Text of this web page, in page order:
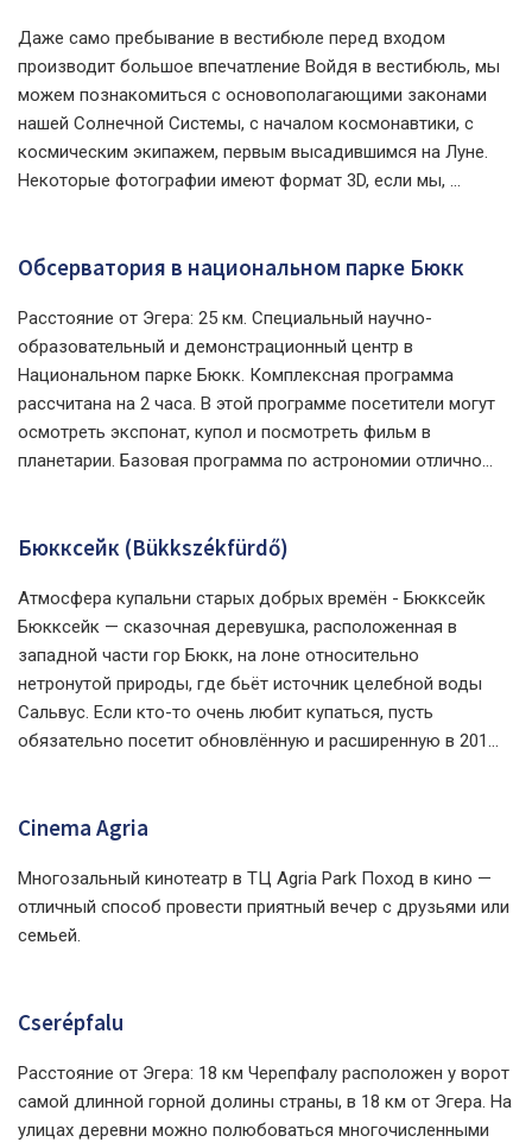
Даже само пребывание в вестибюле перед входом
производит большое впечатление Войдя в вестибюль, мы
можем познакомиться с основополагающими законами
нашей Солнечной Системы, с началом космонавтики, с
космическим экипажем, первым высадившимся на Луне.
Некоторые фотографии имеют формат 3D, если мы, ...
Обсерватория в национальном парке Бюкк
Расстояние от Эгера: 25 км. Специальный научно-
образовательный и демонстрационный центр в
Национальном парке Бюкк. Комплексная программа
рассчитана на 2 часа. В этой программе посетители могут
осмотреть экспонат, купол и посмотреть фильм в
планетарии. Базовая программа по астрономии отлично...
Бюкксейк (Bükkszékfürdő)
Атмосфера купальни старых добрых времён - Бюкксейк
Бюкксейк — сказочная деревушка, расположенная в
западной части гор Бюкк, на лоне относительно
нетронутой природы, где бьёт источник целебной воды
Сальвус. Если кто-то очень любит купаться, пусть
обязательно посетит обновлённую и расширенную в 201...
Cinema Agria
Многозальный кинотеатр в ТЦ Agria Park Поход в кино —
отличный способ провести приятный вечер с друзьями или
семьей.
Cserépfalu
Расстояние от Эгера: 18 км Черепфалу расположен у ворот
самой длинной горной долины страны, в 18 км от Эгера. На
улицах деревни можно полюбоваться многочисленными